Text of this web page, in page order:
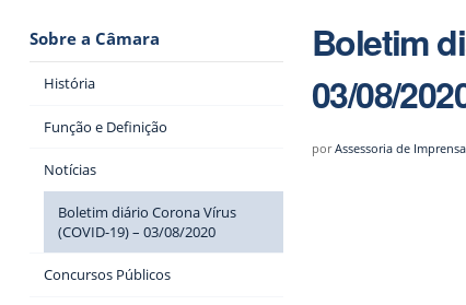
Sobre a Câmara
História
Função e Definição
Notícias
Boletim diário Corona Vírus
(COVID-19) – 03/08/2020
Concursos Públicos
Boletim
03/08/
porAssessoria de